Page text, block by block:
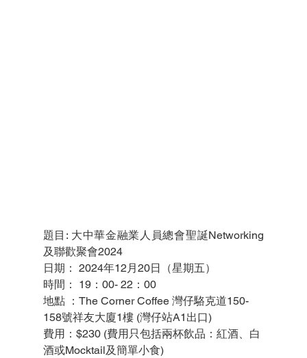
題目: 大中華金融業人員總會聖誕Networking
及聯歡聚會2024
日期： 2024年12月20日（星期五）
時間： 19：00- 22：00
地點 ：The Corner Coffee 灣仔駱克道150-
158號祥友大廈1樓 (灣仔站A1出口)
費用：$230 (費用只包括兩杯飲品：紅酒、白
酒或Mocktail及簡單小食)